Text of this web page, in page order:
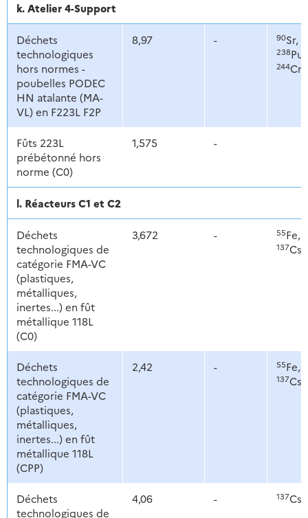
k. Atelier 4-Support
Déchets
technologiques
hors normes -
poubelles PODEC
HN atalante (MA-
VL) en F223L F2P
8,97 - 90Sr,
238Pu,
244Cm
Fûts 223L
prébétonné hors
norme (C0)
1,575 -
l. Réacteurs C1 et C2
Déchets
technologiques de
catégorie FMA-VC
(plastiques,
métalliques,
inertes...) en fût
métallique 118L
(C0)
3,672 - 55Fe,
137Cs
Déchets
technologiques de
catégorie FMA-VC
(plastiques,
métalliques,
inertes...) en fût
métallique 118L
(CPP)
2,42 - 55Fe,
137Cs
Déchets
technologiques de
4,06 - 137Cs,